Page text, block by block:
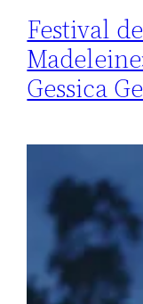
Festival
Gessica